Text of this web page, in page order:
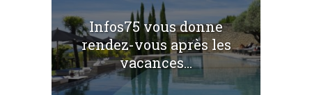
Infos75 vous donne
rendez-vous après les
vacances...